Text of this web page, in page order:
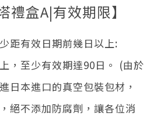
禮盒A|有效期限】
距有效日期前幾日以上:
，至少有效期達90日。 ​(由於
日本進口的真空包裝包材，
絕不添加防腐劑，讓各位消